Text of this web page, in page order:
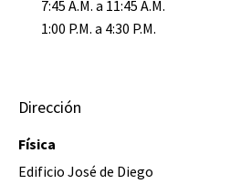
7:45 A.M. a 11:45 A.M.
1:00 P.M. a 4:30 P.M.
Dirección
Física
Edificio José de Diego